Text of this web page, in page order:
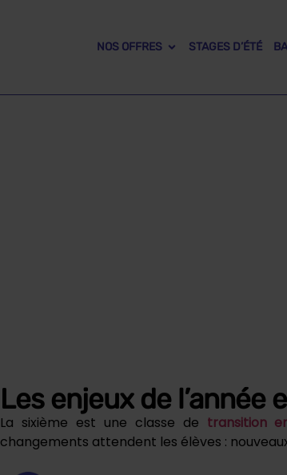
NOS OFFRES STAGES D’ÉTÉ
Les enjeux de l’année
La sixième est une classe de transition
changements attendent les élèves :